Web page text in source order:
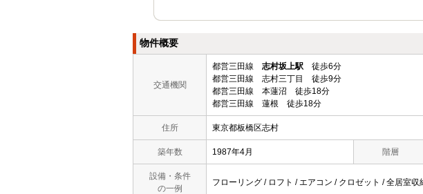
物件概要
交通機関
都営三田線 志村坂上駅 徒歩6分
都営三田線 志村三丁目 徒歩9分
都営三田線 本蓮沼 徒歩18分
都営三田線 蓮根 徒歩18分
住所 東京都板橋区志村
築年数 1987年4月 階層
設備・条件
の一例
フローリング / ロフト / エアコン / クロゼット / 全居室